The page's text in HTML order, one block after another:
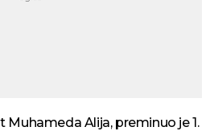
Muhameda Alija, preminuo je 1.